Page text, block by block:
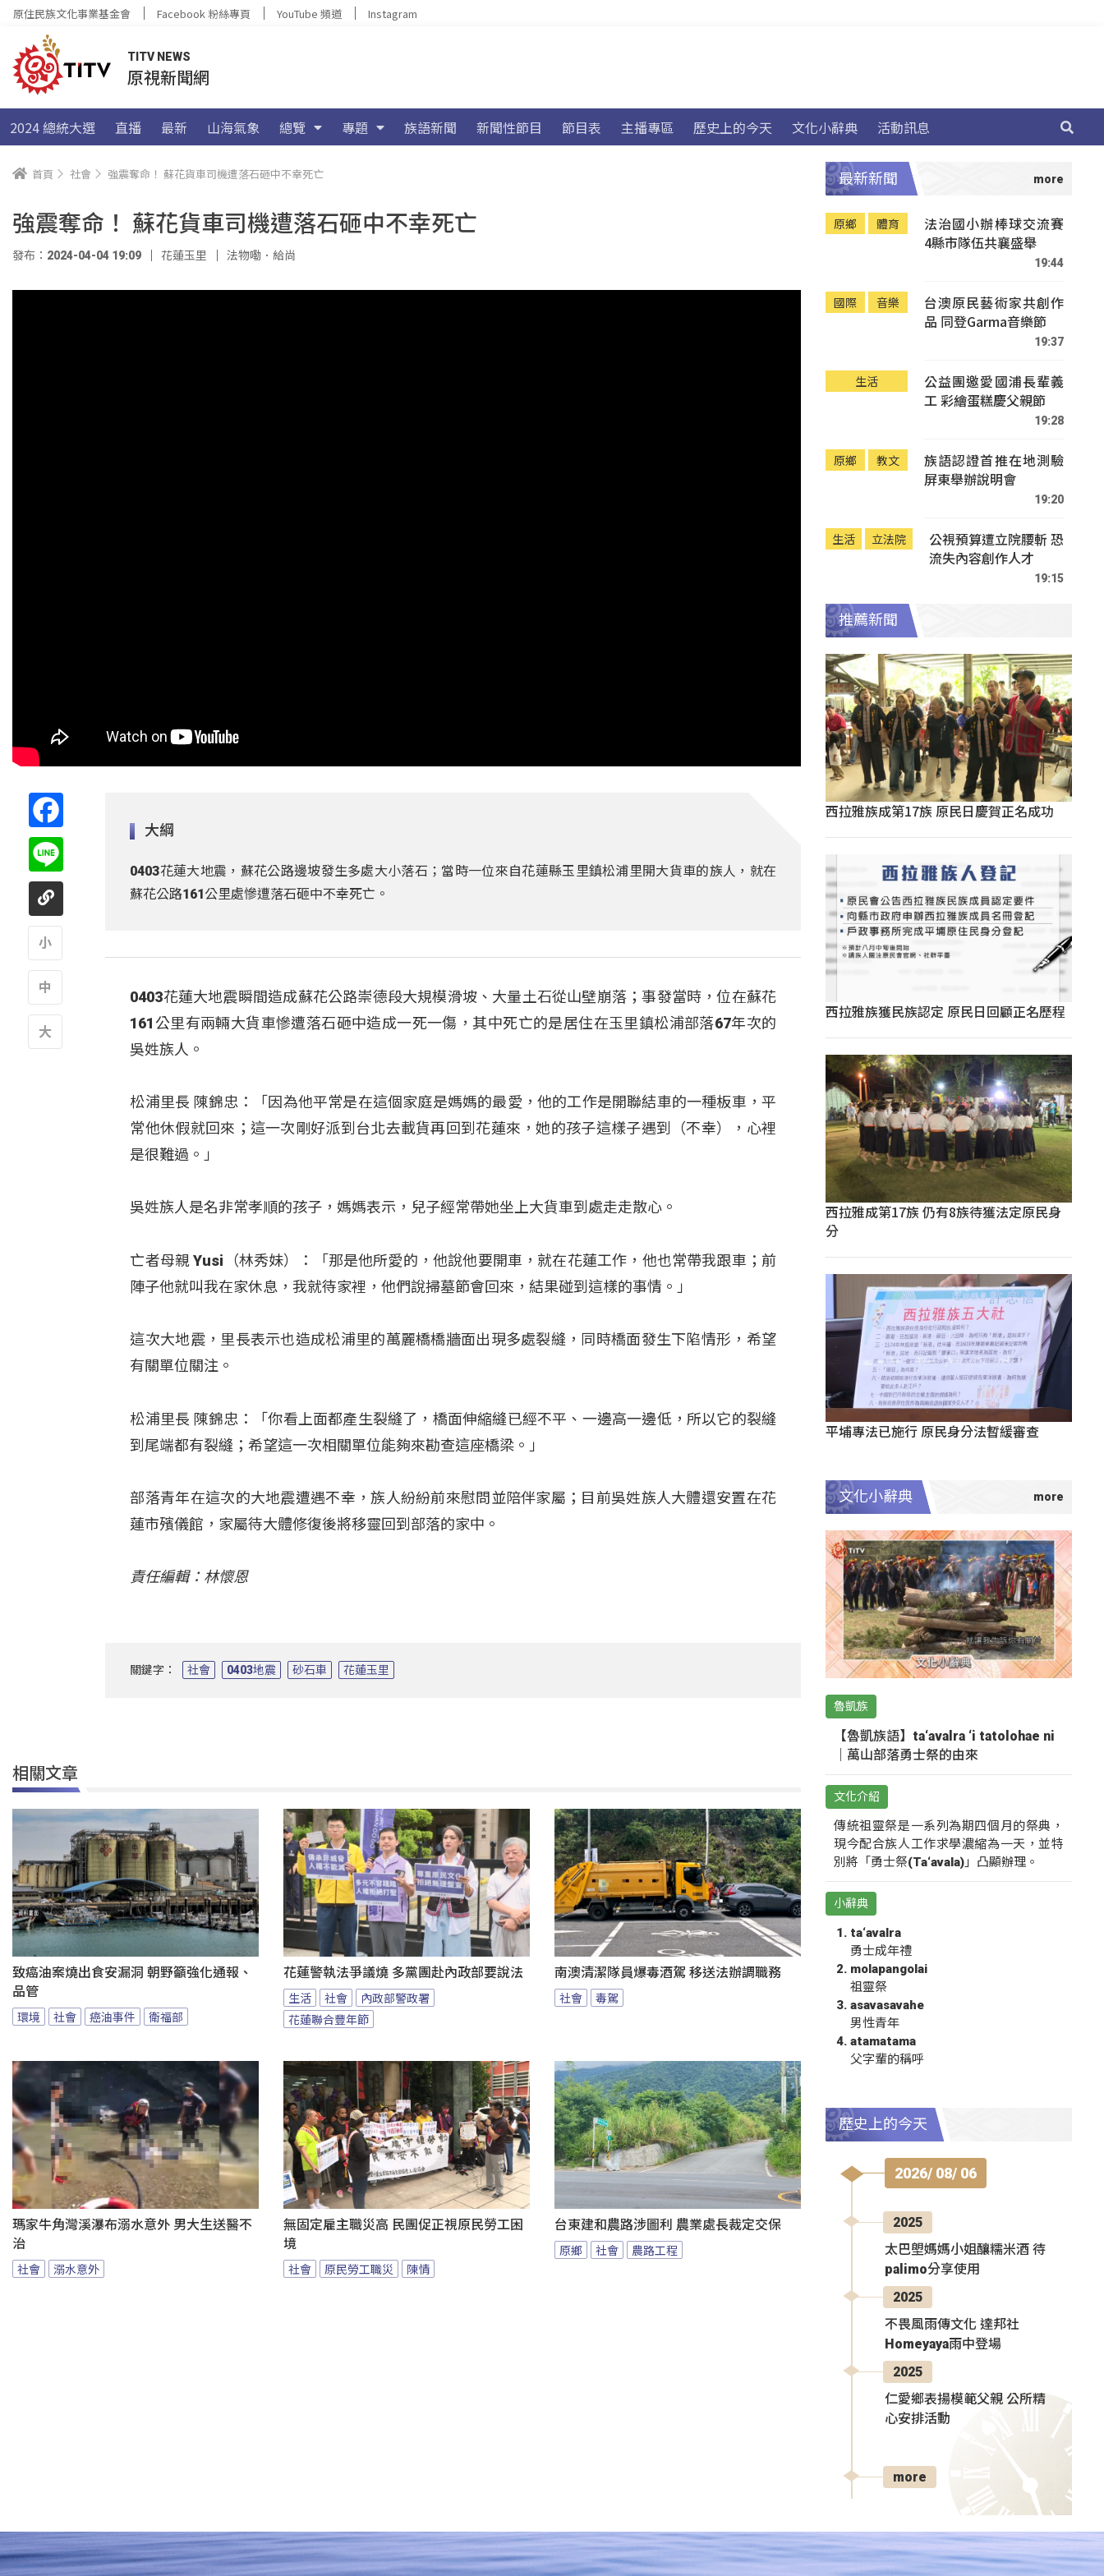
原住民族文化事業基金會 Facebook 粉絲專頁 YouTube 頻道 Instagram
TITV NEWS
原視新聞網
2024 總統大選 直播 最新 山海氣象 總覽 專題 族語新聞 新聞性節目 節目表 主播專區 歷史上的今天 文化小辭典 活動訊息
首頁 社會 強震奪命！ 蘇花貨車司機遭落石砸中不幸死亡
強震奪命！ 蘇花貨車司機遭落石砸中不幸死亡
發布：2024-04-04 19:09 花蓮玉里 法物嘞．給尚
大綱
0403花蓮大地震，蘇花公路邊坡發生多處大小落石；當時一位來自花蓮縣玉里鎮松浦里開大貨車的族人，就在
蘇花公路161公里處慘遭落石砸中不幸死亡。
0403花蓮大地震瞬間造成蘇花公路崇德段大規模滑坡、大量土石從山壁崩落；事發當時，位在蘇花
161公里有兩輛大貨車慘遭落石砸中造成一死一傷，其中死亡的是居住在玉里鎮松浦部落67年次的
吳姓族人。
松浦里長 陳錦忠：「因為他平常是在這個家庭是媽媽的最愛，他的工作是開聯結車的一種板車，平
常他休假就回來；這一次剛好派到台北去載貨再回到花蓮來，她的孩子這樣子遇到（不幸），心裡
是很難過。」
吳姓族人是名非常孝順的孩子，媽媽表示，兒子經常帶她坐上大貨車到處走走散心。
亡者母親 Yusi（林秀妹）：「那是他所愛的，他說他要開車，就在花蓮工作，他也常帶我跟車；前
陣子他就叫我在家休息，我就待家裡，他們說掃墓節會回來，結果碰到這樣的事情。」
這次大地震，里長表示也造成松浦里的萬麗橋橋牆面出現多處裂縫，同時橋面發生下陷情形，希望
有關單位關注。
松浦里長 陳錦忠：「你看上面都產生裂縫了，橋面伸縮縫已經不平、一邊高一邊低，所以它的裂縫
到尾端都有裂縫；希望這一次相關單位能夠來勘查這座橋梁。」
部落青年在這次的大地震遭遇不幸，族人紛紛前來慰問並陪伴家屬；目前吳姓族人大體還安置在花
蓮市殯儀館，家屬待大體修復後將移靈回到部落的家中。
責任編輯：林懷恩
關鍵字： 社會 0403地震 砂石車 花蓮玉里
相關文章
致癌油案燒出食安漏洞 朝野籲強化通報、
品管
環境 社會 癌油事件 衛福部
花蓮警執法爭議燒 多黨團赴內政部要說法
生活 社會
內政部警政署
花蓮聯合豐年節
南澳清潔隊員爆毒酒駕 移送法辦調職務
社會 毒駕
瑪家牛角灣溪瀑布溺水意外 男大生送醫不
治
社會 溺水意外
無固定雇主職災高 民團促正視原民勞工困
境
社會 原民勞工職災 陳情
台東建和農路涉圖利 農業處長裁定交保
原鄉 社會 農路工程
最新新聞
原鄉 體育
法治國小辦棒球交流賽
4縣市隊伍共襄盛舉
19:44
國際 音樂
台澳原民藝術家共創作
品 同登Garma音樂節
19:37
生活
公益團邀愛國浦長輩義
工 彩繪蛋糕慶父親節
19:28
原鄉 教文
族語認證首推在地測驗
屏東舉辦說明會
19:20
生活 立法院
公視預算遭立院腰斬 恐
流失內容創作人才
19:15
推薦新聞
西拉雅族成第17族 原民日慶賀正名成功
西拉雅族獲民族認定 原民日回顧正名歷程
西拉雅成第17族 仍有8族待獲法定原民身
分
平埔專法已施行 原民身分法暫緩審查
文化小辭典
魯凱族
【魯凱族語】ta‘avalra ‘i tatolohae ni
｜萬山部落勇士祭的由來
文化介紹
傳統祖靈祭是一系列為期四個月的祭典，
現今配合族人工作求學濃縮為一天，並特
別將「勇士祭(Ta‘avala)」凸顯辦理。
小辭典
ta‘avalra
勇士成年禮
molapangolai
祖靈祭
asavasavahe
男性青年
atamatama
父字輩的稱呼
歷史上的今天
2026/ 08/ 06
2025
太巴塱媽媽小姐釀糯米酒 待
palimo分享使用
2025
不畏風雨傳文化 達邦社
Homeyaya雨中登場
2025
仁愛鄉表揚模範父親 公所精
心安排活動
more